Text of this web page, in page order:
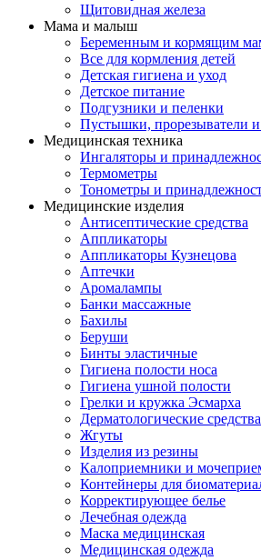
Щитовидная железа
Мама и малыш
Беременным и кормящим
Все для кормления детей
Детская гигиена и уход
Детское питание
Подгузники и пеленки
Пустышки, прорезыватели
Медицинская техника
Ингаляторы и
Термометры
Тонометры и
Медицинские изделия
Антисептические средства
Аппликаторы
Аппликаторы Кузнецова
Аптечки
Аромалампы
Банки массажные
Бахилы
Беруши
Бинты эластичные
Гигиена полости носа
Гигиена ушной полости
Грелки и кружка Эсмарха
Дерматологические средства
Жгуты
Изделия из резины
Калоприемники и
Контейнеры для
Корректирующее белье
Лечебная одежда
Маска медицинская
Медицинская одежда